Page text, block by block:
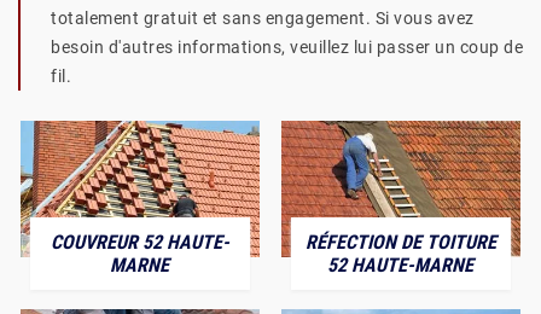
totalement gratuit et sans engagement. Si vous avez
besoin d'autres informations, veuillez lui passer un coup de
fil.
COUVREUR 52 HAUTE-
MARNE
RÉFECTION DE TOITURE
52 HAUTE-MARNE